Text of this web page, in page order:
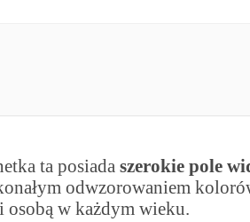
ta posiada szerokie pole
odwzorowaniem
osobą w każdym wieku.